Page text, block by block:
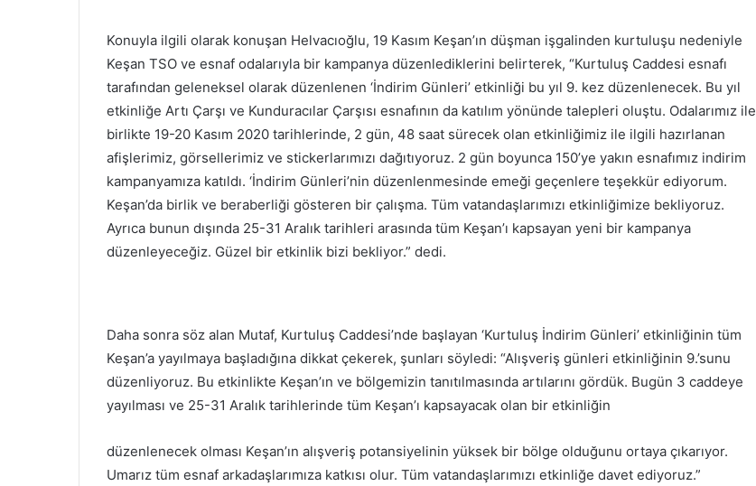
Konuyla ilgili olarak konuşan Helvacıoğlu, 19 Kasım Keşan’ın düşman işgalinden kurtuluşu nedeniyle
Keşan TSO ve esnaf odalarıyla bir kampanya düzenlediklerini belirterek, “Kurtuluş Caddesi esnafı
tarafından geleneksel olarak düzenlenen ‘İndirim Günleri’ etkinliği bu yıl 9. kez düzenlenecek. Bu yıl
etkinliğe Artı Çarşı ve Kunduracılar Çarşısı esnafının da katılım yönünde talepleri oluştu. Odalarımız ile
birlikte 19-20 Kasım 2020 tarihlerinde, 2 gün, 48 saat sürecek olan etkinliğimiz ile ilgili hazırlanan
afişlerimiz, görsellerimiz ve stickerlarımızı dağıtıyoruz. 2 gün boyunca 150’ye yakın esnafımız indirim
kampanyamıza katıldı. ‘İndirim Günleri’nin düzenlenmesinde emeği geçenlere teşekkür ediyorum.
Keşan’da birlik ve beraberliği gösteren bir çalışma. Tüm vatandaşlarımızı etkinliğimize bekliyoruz.
Ayrıca bunun dışında 25-31 Aralık tarihleri arasında tüm Keşan’ı kapsayan yeni bir kampanya
düzenleyeceğiz. Güzel bir etkinlik bizi bekliyor.” dedi.
Daha sonra söz alan Mutaf, Kurtuluş Caddesi’nde başlayan ‘Kurtuluş İndirim Günleri’ etkinliğinin tüm
Keşan’a yayılmaya başladığına dikkat çekerek, şunları söyledi: “Alışveriş günleri etkinliğinin 9.’sunu
düzenliyoruz. Bu etkinlikte Keşan’ın ve bölgemizin tanıtılmasında artılarını gördük. Bugün 3 caddeye
yayılması ve 25-31 Aralık tarihlerinde tüm Keşan’ı kapsayacak olan bir etkinliğin
düzenlenecek olması Keşan’ın alışveriş potansiyelinin yüksek bir bölge olduğunu ortaya çıkarıyor.
Umarız tüm esnaf arkadaşlarımıza katkısı olur. Tüm vatandaşlarımızı etkinliğe davet ediyoruz.”